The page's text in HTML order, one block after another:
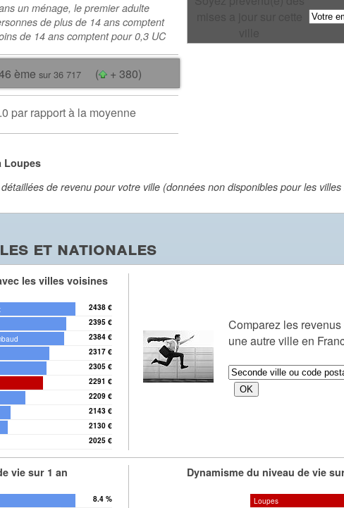
un ménage, le premier adulte
de plus de 14 ans comptent
de 14 ans comptent pour 0,3 UC
ème sur 36 717 (
+ 380)
par rapport à la moyenne
Loupes
de revenu pour votre ville (données non disponibles pour les
et nationales
les villes voisines
2438 €
2395 €
2384 €
2317 €
2305 €
2291 €
2209 €
2143 €
2130 €
2025 €
Comparez les
une autre ville en
vie sur 1 an
8.4 %
Dynamisme du niveau de vie
Loupes